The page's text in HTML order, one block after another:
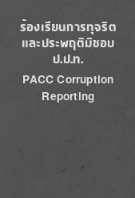
ร้องเรียนการทุจริต
และประพฤติมิชอบ
ป.ป.ท.
PACC Corruption
Reporting